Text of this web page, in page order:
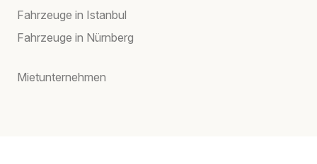
Fahrzeuge in Istanbul
Fahrzeuge in Nürnberg
Mietunternehmen